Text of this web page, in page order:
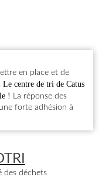
en place et de
Le centre de tri de Catus
! La réponse des
forte adhésion à
des déchets